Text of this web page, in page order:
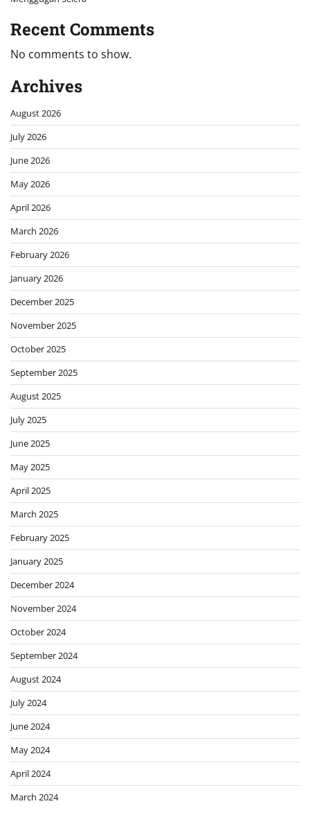
Recent Comments
No comments to show.
Archives
August 2026
July 2026
June 2026
May 2026
April 2026
March 2026
February 2026
January 2026
December 2025
November 2025
October 2025
September 2025
August 2025
July 2025
June 2025
May 2025
April 2025
March 2025
February 2025
January 2025
December 2024
November 2024
October 2024
September 2024
August 2024
July 2024
June 2024
May 2024
April 2024
March 2024